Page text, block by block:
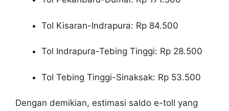
Tol Kisaran-Indrapura: Rp 84.500
Tol Indrapura-Tebing Tinggi: Rp 28.500
Tol Tebing Tinggi-Sinaksak: Rp 53.500
Dengan demikian, estimasi saldo e-toll yang